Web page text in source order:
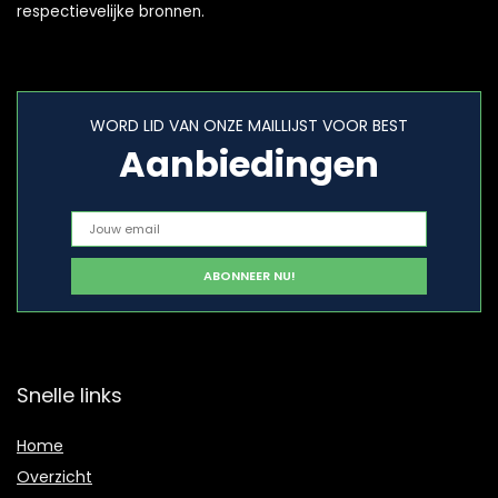
respectievelijke bronnen.
WORD LID VAN ONZE MAILLIJST VOOR BEST
Aanbiedingen
Snelle links
Home
Overzicht